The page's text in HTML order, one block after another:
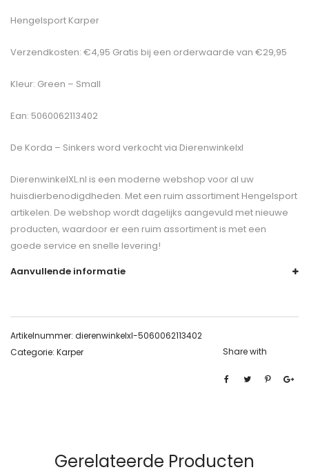
Hengelsport Karper
Verzendkosten: €4,95 Gratis bij een orderwaarde van €29,95
Kleur: Green – Small
Ean: 5060062113402
De Korda – Sinkers word verkocht via Dierenwinkelxl
DierenwinkelXL.nl is een moderne webshop voor al uw
huisdierbenodigdheden. Met een ruim assortiment Hengelsport
artikelen. De webshop wordt dagelijks aangevuld met nieuwe
producten, waardoor er een ruim assortiment is met een
goede service en snelle levering!
Aanvullende informatie
Artikelnummer: dierenwinkelxl-5060062113402
Categorie: Karper Share with
Gerelateerde Producten